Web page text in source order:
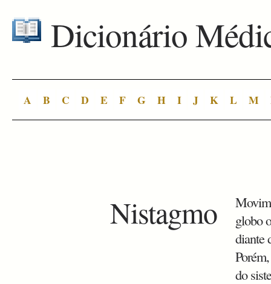
Dicionário
A B C D E F G H I J K L M
Nistagmo
globo
diante
do